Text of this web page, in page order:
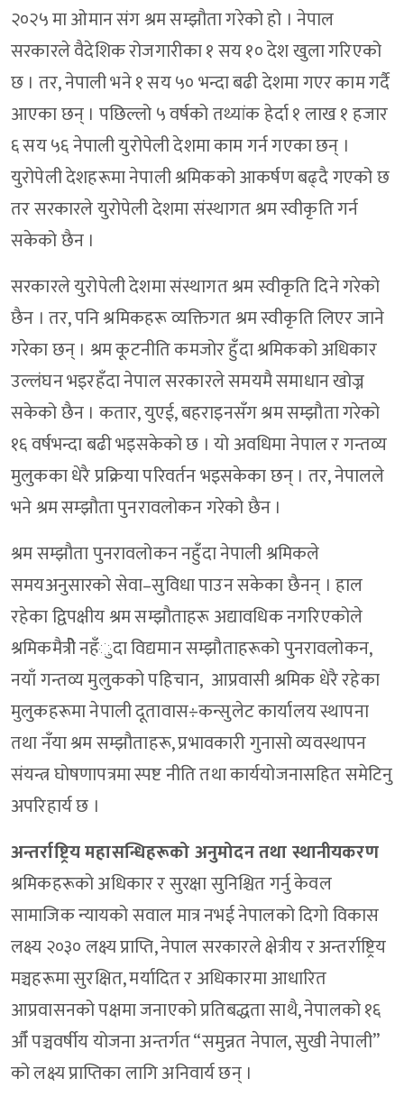
२०२५ मा ओमान संग श्रम सम्झौता गरेको हो । नेपाल
सरकारले वैदेशिक रोजगारीका १ सय १० देश खुला गरिएको
छ । तर, नेपाली भने १ सय ५० भन्दा बढी देशमा गएर काम गर्दै
आएका छन् । पछिल्लो ५ वर्षको तथ्यांक हेर्दा १ लाख १ हजार
६ सय ५६ नेपाली युरोपेली देशमा काम गर्न गएका छन् ।
युरोपेली देशहरूमा नेपाली श्रमिकको आकर्षण बढ्दै गएको छ
तर सरकारले युरोपेली देशमा संस्थागत श्रम स्वीकृति गर्न
सकेको छैन ।
सरकारले युरोपेली देशमा संस्थागत श्रम स्वीकृति दिने गरेको
छैन । तर, पनि श्रमिकहरू व्यक्तिगत श्रम स्वीकृति लिएर जाने
गरेका छन् । श्रम कूटनीति कमजोर हुँदा श्रमिकको अधिकार
उल्लंघन भइरहँदा नेपाल सरकारले समयमै समाधान खोज्न
सकेको छैन । कतार, युएई, बहराइनसँग श्रम सम्झौता गरेको
१६ वर्षभन्दा बढी भइसकेको छ । यो अवधिमा नेपाल र गन्तव्य
मुलुकका धेरै प्रक्रिया परिवर्तन भइसकेका छन् । तर, नेपालले
भने श्रम सम्झौता पुनरावलोकन गरेको छैन ।
श्रम सम्झौता पुनरावलोकन नहुँदा नेपाली श्रमिकले
समयअनुसारको सेवा–सुविधा पाउन सकेका छैनन् । हाल
रहेका द्विपक्षीय श्रम सम्झौताहरू अद्यावधिक नगरिएकोले
श्रमिकमैत्रीे नहँुदा विद्यमान सम्झौताहरूको पुनरावलोकन,
नयाँ गन्तव्य मुलुकको पहिचान, आप्रवासी श्रमिक धेरै रहेका
मुलुकहरूमा नेपाली दूतावास÷कन्सुलेट कार्यालय स्थापना
तथा नँया श्रम सम्झौताहरू, प्रभावकारी गुनासो व्यवस्थापन
संयन्त्र घोषणापत्रमा स्पष्ट नीति तथा कार्ययोजनासहित समेटिनु
अपरिहार्य छ ।
अन्तर्राष्ट्रिय महासन्धिहरूको अनुमोदन तथा स्थानीयकरण
श्रमिकहरूको अधिकार र सुरक्षा सुनिश्चित गर्नु केवल
सामाजिक न्यायको सवाल मात्र नभई नेपालको दिगो विकास
लक्ष्य २०३० लक्ष्य प्राप्ति, नेपाल सरकारले क्षेत्रीय र अन्तर्राष्ट्रिय
मञ्चहरूमा सुरक्षित, मर्यादित र अधिकारमा आधारित
आप्रवासनको पक्षमा जनाएको प्रतिबद्धता साथै, नेपालको १६
औँ पञ्चवर्षीय योजना अन्तर्गत “समुन्नत नेपाल, सुखी नेपाली”
को लक्ष्य प्राप्तिका लागि अनिवार्य छन् ।